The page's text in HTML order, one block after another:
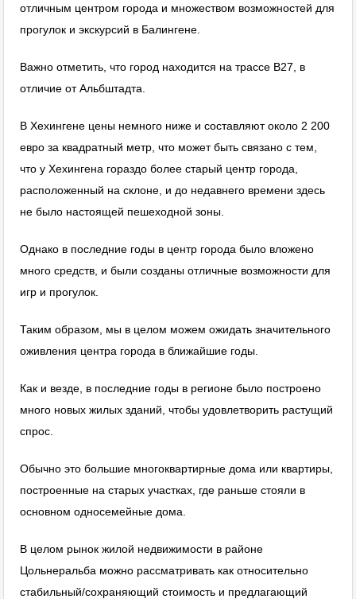
отличным центром города и множеством возможностей для
прогулок и экскурсий в Балингене.
Важно отметить, что город находится на трассе В27, в
отличие от Альбштадта.
В Хехингене цены немного ниже и составляют около 2 200
евро за квадратный метр, что может быть связано с тем,
что у Хехингена гораздо более старый центр города,
расположенный на склоне, и до недавнего времени здесь
не было настоящей пешеходной зоны.
Однако в последние годы в центр города было вложено
много средств, и были созданы отличные возможности для
игр и прогулок.
Таким образом, мы в целом можем ожидать значительного
оживления центра города в ближайшие годы.
Как и везде, в последние годы в регионе было построено
много новых жилых зданий, чтобы удовлетворить растущий
спрос.
Обычно это большие многоквартирные дома или квартиры,
построенные на старых участках, где раньше стояли в
основном односемейные дома.
В целом рынок жилой недвижимости в районе
Цольнеральба можно рассматривать как относительно
стабильный/сохраняющий стоимость и предлагающий